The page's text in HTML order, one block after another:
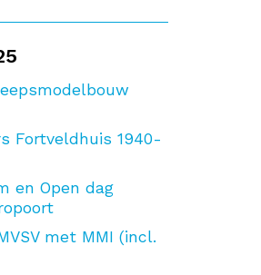
Fortveldhuis 1940-
en Open dag
met MMI (incl.